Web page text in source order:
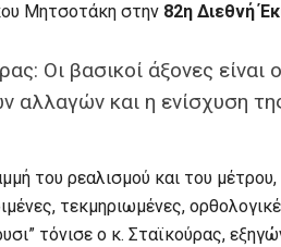
Μητσοτάκη στην 82η Διεθνή
Οι βασικοί άξονες είναι
αλλαγών και η ενίσχυση
του ρεαλισμού και του
τεκμηριωμένες,
τόνισε ο κ. Σταϊκούρας,